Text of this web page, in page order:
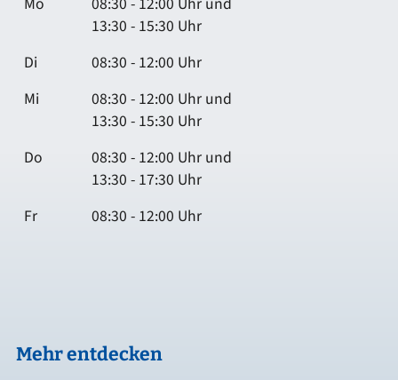
13:30 - 15:30 Uhr
Di
08:30 - 12:00 Uhr
Mi
08:30 - 12:00 Uhr und
13:30 - 15:30 Uhr
Do
08:30 - 12:00 Uhr und
13:30 - 17:30 Uhr
Fr
08:30 - 12:00 Uhr
Mehr entdecken